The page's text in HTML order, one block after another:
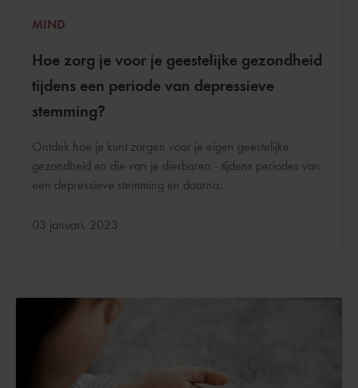
MIND
Hoe zorg je voor je geestelijke gezondheid
tijdens een periode van depressieve
stemming?
Ontdek hoe je kunt zorgen voor je eigen geestelijke
gezondheid en die van je dierbaren - tijdens periodes van
een depressieve stemming en daarna.
Bijgewerkt:
03 januari, 2023